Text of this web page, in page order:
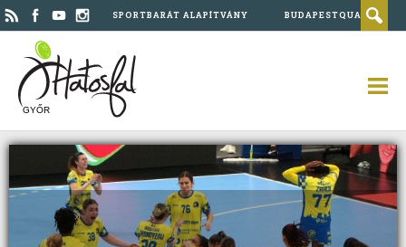
SPORTBARÁT ALAPÍTVÁNY BUDAPESTQUAD
GYŐR